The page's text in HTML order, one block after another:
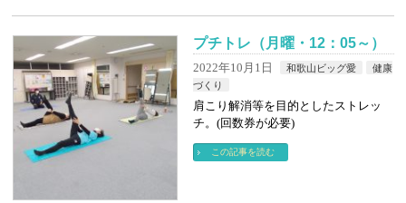
プチトレ（月曜・12：05～）
2022年10月1日 和歌山ビッグ愛
健康
づくり
肩こり解消等を目的としたストレッ
チ。(回数券が必要)
この記事を読む